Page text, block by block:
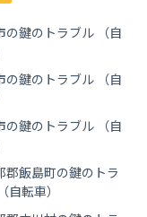
の鍵のトラブル （自
の鍵のトラブル （自
の鍵のトラブル （自
郡飯島町の鍵のトラ
自転車）